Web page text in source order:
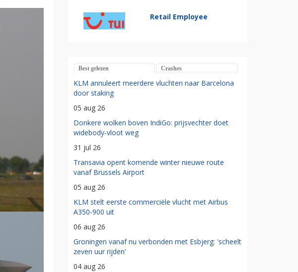
Retail Employee
Best gelezen Crashes
KLM annuleert meerdere vluchten naar Barcelona
door staking
05 aug 26
Donkere wolken boven IndiGo: prijsvechter doet
widebody-vloot weg
31 jul 26
Transavia opent komende winter nieuwe route
vanaf Brussels Airport
05 aug 26
KLM stelt eerste commerciële vlucht met Airbus
A350-900 uit
06 aug 26
Groningen vanaf nu verbonden met Esbjerg: 'scheelt
zeven uur rijden'
04 aug 26